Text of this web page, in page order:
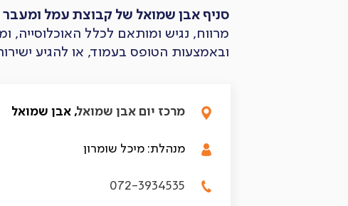
סניף אבן שמואל של קבוצת עמל ומעבר
מרווח, נגיש ומותאם לכלל האוכלוסייה,
ובאמצעות הטופס בעמוד, או להגיע ישירות לסניף בשעות
מרכז יום אבן שמואל, אבן שמואל
מנהלת: מיכל שומרון
072-3934535